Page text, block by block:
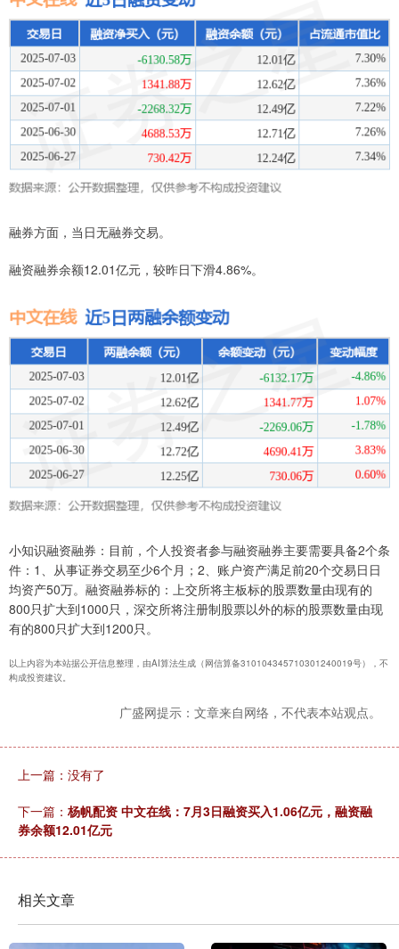
融券方面，当日无融券交易。
融资融券余额12.01亿元，较昨日下滑4.86%。
小知识融资融券：目前，个人投资者参与融资融券主要需要具备2个条
件：1、从事证券交易至少6个月；2、账户资产满足前20个交易日日
均资产50万。融资融券标的：上交所将主板标的股票数量由现有的
800只扩大到1000只，深交所将注册制股票以外的标的股票数量由现
有的800只扩大到1200只。
以上内容为本站据公开信息整理，由AI算法生成（网信算备310104345710301240019号），不
构成投资建议。
广盛网提示：文章来自网络，不代表本站观点。
上一篇：没有了
下一篇： 杨帆配资 中文在线：7月3日融资买入1.06亿元，融资融
券余额12.01亿元
相关文章